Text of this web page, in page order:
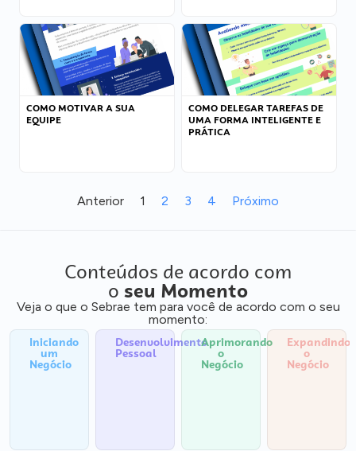
COMO MOTIVAR A SUA
EQUIPE
COMO DELEGAR TAREFAS DE
UMA FORMA INTELIGENTE E
PRÁTICA
Anterior 1 2 3 4 Próximo
Conteúdos de acordo com
o seu Momento
Veja o que o Sebrae tem para você de acordo com o seu
momento:
Iniciando
um
Negócio
Desenvolvimento
Pessoal
Aprimorando
o
Negócio
Expandindo
o
Negócio